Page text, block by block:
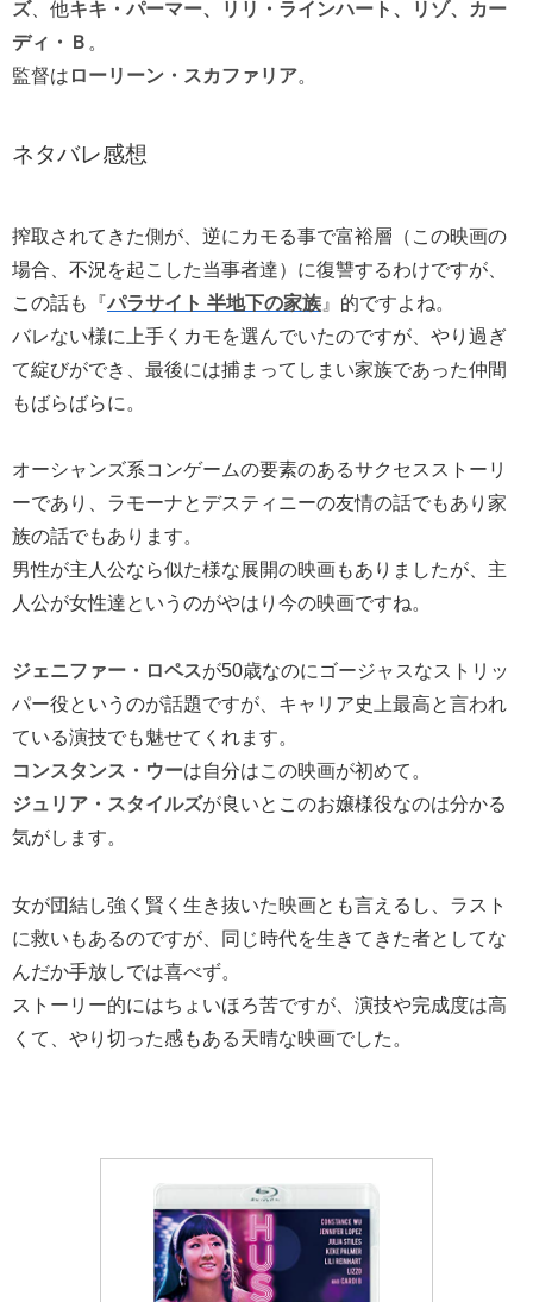
ズ、他キキ・パーマー、リリ・ラインハート、リゾ、カー
ディ・Ｂ 。
監督は ローリーン・スカファリア。
ネタバレ感想
搾取されてきた側が、逆にカモる事で富裕層（この映画の
場合、不況を起こした当事者達）に復讐するわけですが、
この話も『パラサイト 半地下の家族 』的ですよね。
バレない様に上手くカモを選んでいたのですが、やり過ぎ
て綻びができ、最後には捕まってしまい家族であった仲間
もばらばらに。
オーシャンズ系コンゲームの要素のあるサクセスストーリ
ーであり、ラモーナとデスティニーの友情の話でもあり家
族の話でもあります。
男性が主人公なら似た様な展開の映画もありましたが、主
人公が女性達というのがやはり今の映画ですね。
ジェニファー・ロペスが50歳なのにゴージャスなストリッ
パー役というのが話題ですが、キャリア史上最高と言われ
ている演技でも魅せてくれます。
コンスタンス・ウーは自分はこの映画が初めて。
ジュリア・スタイルズが良いとこのお嬢様役なのは分かる
気がします。
女が団結し強く賢く生き抜いた映画とも言えるし、ラスト
に救いもあるのですが、同じ時代を生きてきた者としてな
んだか手放しでは喜べず。
ストーリー的にはちょいほろ苦ですが、演技や完成度は高
くて、やり切った感もある天晴な映画でした。